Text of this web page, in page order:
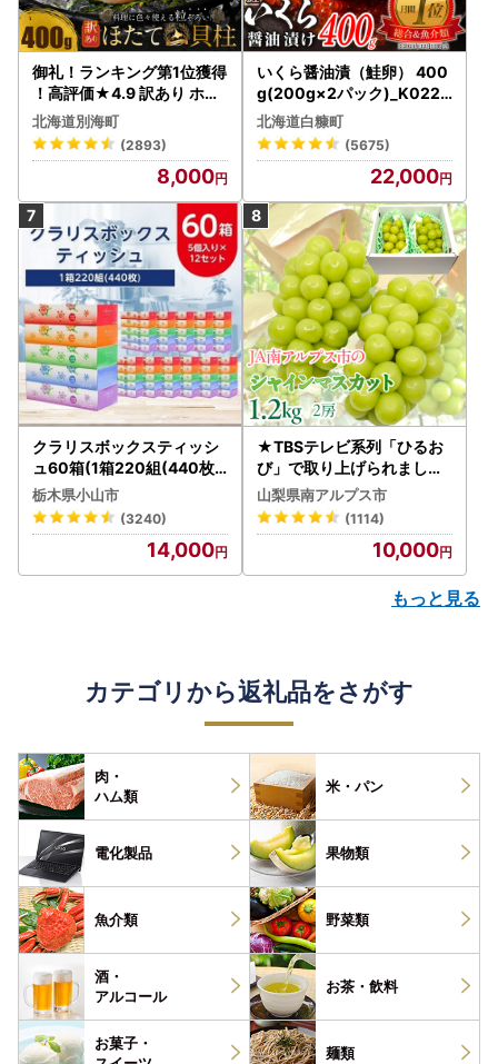
御礼！ランキング第1位獲得
！高評価★4.9 訳あり ホタ
テ 400g（ほたて 帆立 貝柱
冷凍 ）
北海道別海町
(2893)
8,000
いくら醤油漬（鮭卵） 400
g(200g×2パック)_K022-
1676
北海道白糠町
(5675)
22,000
クラリスボックスティッシ
ュ60箱(1箱220組(440枚))
(5個入り×12セット)【配送
不可地域：離島・沖縄県】
【1256759】
栃木県小山市
(3240)
14,000
★TBSテレビ系列「ひるお
び」で取り上げられました
！★＜2026年発送先行予
約＞絶品！南アルプス市産
シャインマスカット1.2kg A
LPAA003 | 人気 山梨産 高
評価 ランキング おすすめ |
山梨県南アルプス市
(1114)
10,000
もっと見る
カテゴリから返礼品をさがす
肉・
ハム類
米・パン
電化製品 果物類
魚介類 野菜類
酒・
アルコール
お茶・ 飲料
お菓子・
麺類